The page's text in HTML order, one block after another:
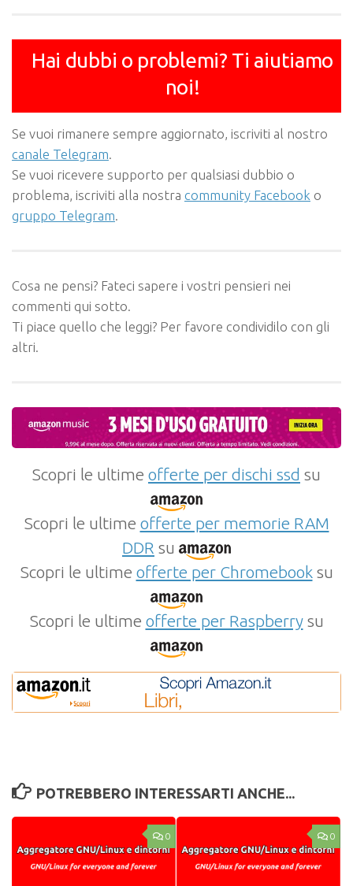
Hai dubbi o problemi? Ti aiutiamo
noi!
Se vuoi rimanere sempre aggiornato, iscriviti al nostro
canale Telegram.
Se vuoi ricevere supporto per qualsiasi dubbio o
problema, iscriviti alla nostra community Facebook o
gruppo Telegram.
Cosa ne pensi? Fateci sapere i vostri pensieri nei
commenti qui sotto.
Ti piace quello che leggi? Per favore condividilo con gli
altri.
Scopri le ultime offerte per dischi ssd su
Scopri le ultime offerte per memorie RAM
DDR su
Scopri le ultime offerte per Chromebooksu
Scopri le ultime offerte per Raspberrysu
POTREBBERO INTERESSARTI ANCHE...
0 0